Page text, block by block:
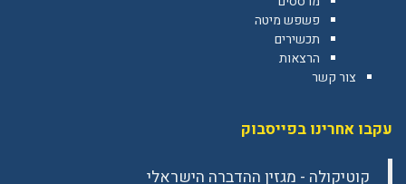
פשפש מיטה
תכשירים
הרצאות
צור קשר
עקבו אחרינו בפייסבוק